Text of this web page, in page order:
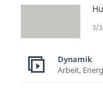
3/
Dynamik
Arbeit,